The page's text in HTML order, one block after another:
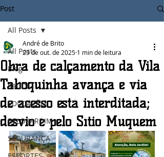
Post
All Posts
Blog
SAÚDE
EDUCAÇÃO
BELO JARDIM
SEGURANÇA
All Posts
Obra de calçamento da Vila
Taboquinha avança e via
de acesso está interditada;
desvio é pelo Sítio Muquém
André de Brito
23 de out. de 2025 1 min de leitura